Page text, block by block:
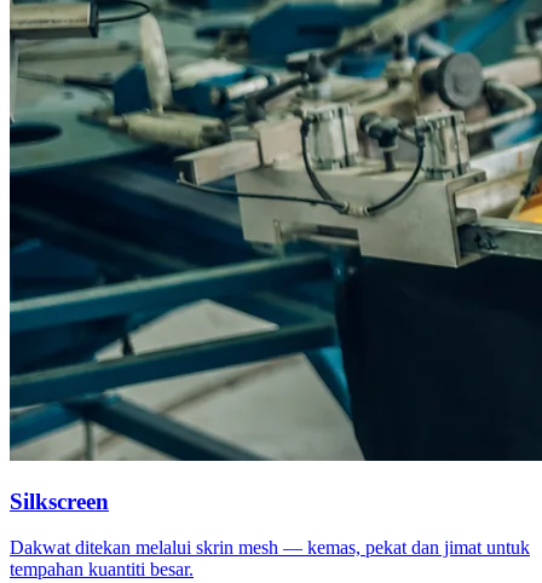
Silkscreen
Dakwat ditekan melalui skrin mesh — kemas, pekat dan jimat untuk
tempahan kuantiti besar.